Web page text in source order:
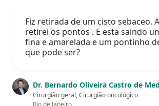
Fiz retirada de um cisto sebaceo.
retirei os pontos . E esta saindo
fina e amarelada e um pontinho
que pode ser?
Dr. Bernardo Oliveira Castro de
Cirurgião geral, Cirurgião oncológico